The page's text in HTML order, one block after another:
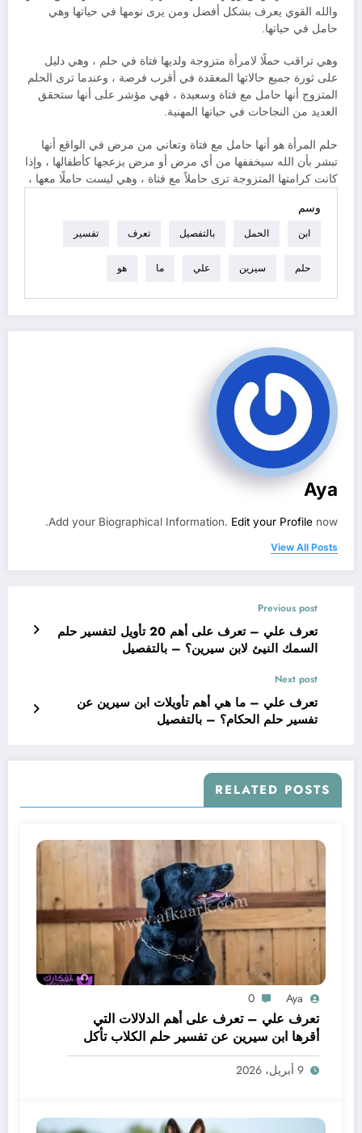
والله القوي يعرف بشكل أفضل ومن يرى نومها في حياتها وهي
حامل في حياتها.
وهي تراقب حملًا لامرأة متزوجة ولديها فتاة في حلم ، وهي دليل
على ثورة جميع حالاتها المعقدة في أقرب فرصة ، وعندما ترى الحلم
المتزوج أنها حامل مع فتاة وسعيدة ، فهي مؤشر على أنها ستحقق
العديد من النجاحات في حياتها المهنية.
حلم المرأة هو أنها حامل مع فتاة وتعاني من مرض في الواقع أنها
تبشر بأن الله سيخففها من أي مرض أو مرض يزعجها كأطفالها ، وإذا
كانت كرامتها المتزوجة ترى حاملاً مع فتاة ، وهي ليست حاملًا معها ،
وسم
ابن الحمل بالتفصيل تعرف تفسير
حلم سيرين علي ما هو
Aya
Add your Biographical Information. Edit your Profile now.
View All Posts
Previous post
تعرف علي – تعرف على أهم 20 تأويل لتفسير حلم
السمك النيئ لابن سيرين؟ – بالتفصيل
Next post
تعرف علي – ما هي أهم تأويلات ابن سيرين عن
تفسير حلم الحكام؟ – بالتفصيل
RELATED POSTS
Aya
0
تعرف علي – تعرف على أهم الدلالات التي
أقرها ابن سيرين عن تفسير حلم الكلاب تأكل
لحم – بالتفصيل
9 أبريل، 2026